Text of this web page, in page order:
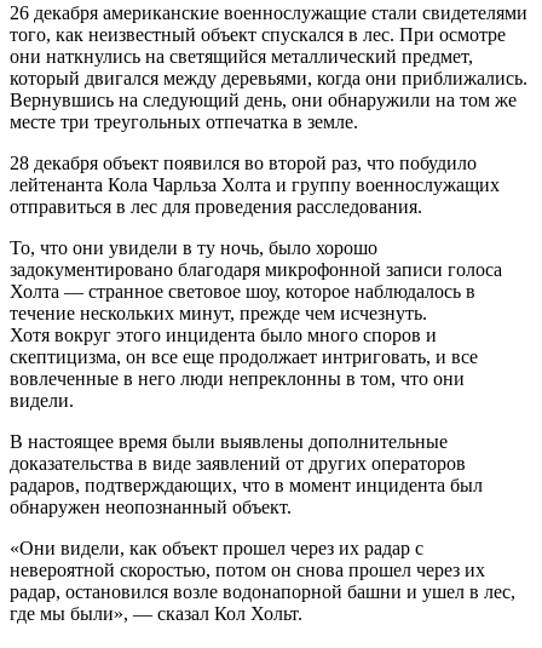
26 декабря американские военнослужащие стали свидетелями
того, как неизвестный объект спускался в лес. При осмотре
они наткнулись на светящийся металлический предмет,
который двигался между деревьями, когда они приближались.
Вернувшись на следующий день, они обнаружили на том же
месте три треугольных отпечатка в земле.
28 декабря объект появился во второй раз, что побудило
лейтенанта Кола Чарльза Холта и группу военнослужащих
отправиться в лес для проведения расследования.
То, что они увидели в ту ночь, было хорошо
задокументировано благодаря микрофонной записи голоса
Холта — странное световое шоу, которое наблюдалось в
течение нескольких минут, прежде чем исчезнуть.
Хотя вокруг этого инцидента было много споров и
скептицизма, он все еще продолжает интриговать, и все
вовлеченные в него люди непреклонны в том, что они
видели.
В настоящее время были выявлены дополнительные
доказательства в виде заявлений от других операторов
радаров, подтверждающих, что в момент инцидента был
обнаружен неопознанный объект.
«Они видели, как объект прошел через их радар с
невероятной скоростью, потом он снова прошел через их
радар, остановился возле водонапорной башни и ушел в лес,
где мы были», — сказал Кол Хольт.